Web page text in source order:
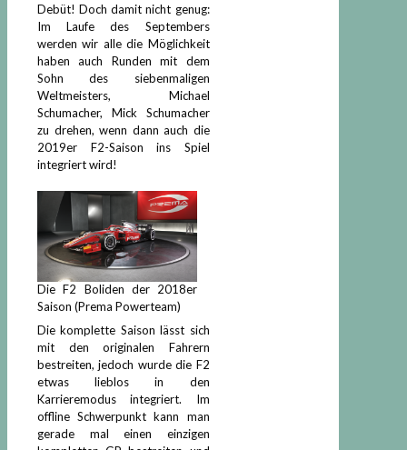
Debüt! Doch damit nicht genug:
Im Laufe des Septembers
werden wir alle die Möglichkeit
haben auch Runden mit dem
Sohn des siebenmaligen
Weltmeisters, Michael
Schumacher, Mick Schumacher
zu drehen, wenn dann auch die
2019er F2-Saison ins Spiel
integriert wird!
Die F2 Boliden der 2018er
Saison (Prema Powerteam)
Die komplette Saison lässt sich
mit den originalen Fahrern
bestreiten, jedoch wurde die F2
etwas lieblos in den
Karrieremodus integriert. Im
offline Schwerpunkt kann man
gerade mal einen einzigen